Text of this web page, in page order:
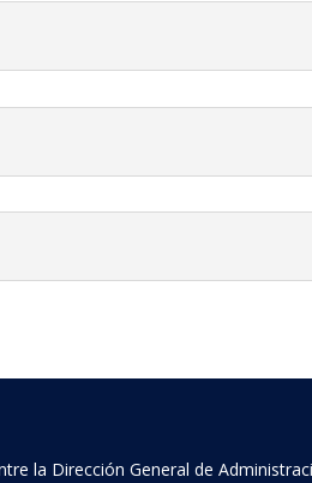
la Dirección General de